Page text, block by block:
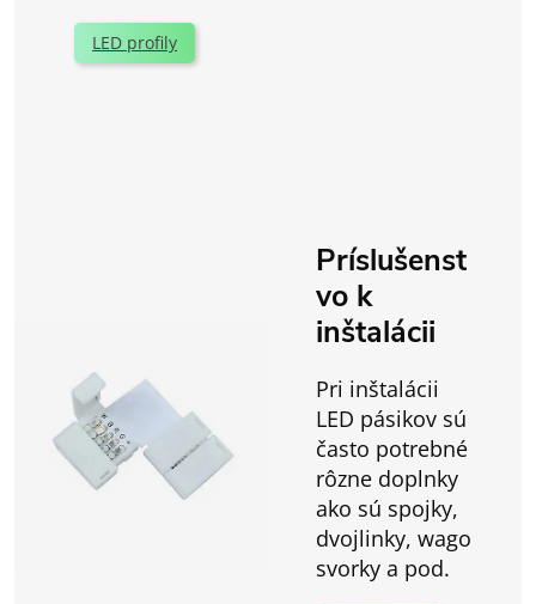
LED profily
Príslušenst
vo k
inštalácii
Pri inštalácii
LED pásikov sú
často potrebné
rôzne doplnky
ako sú spojky,
dvojlinky, wago
svorky a pod.